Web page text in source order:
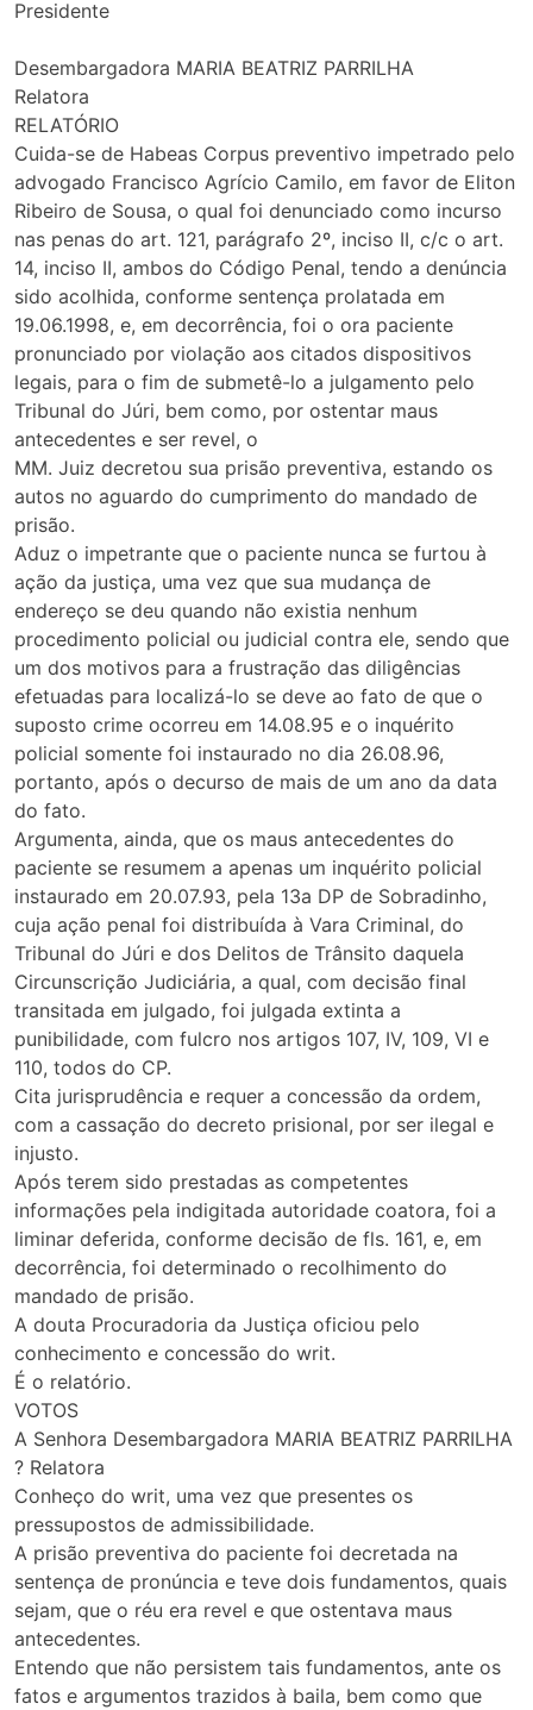
Presidente
Desembargadora MARIA BEATRIZ PARRILHA
Relatora
RELATÓRIO
Cuida-se de Habeas Corpus preventivo impetrado pelo
advogado Francisco Agrício Camilo, em favor de Eliton
Ribeiro de Sousa, o qual foi denunciado como incurso
nas penas do art. 121, parágrafo 2º, inciso II, c/c o art.
14, inciso II, ambos do Código Penal, tendo a denúncia
sido acolhida, conforme sentença prolatada em
19.06.1998, e, em decorrência, foi o ora paciente
pronunciado por violação aos citados dispositivos
legais, para o fim de submetê-lo a julgamento pelo
Tribunal do Júri, bem como, por ostentar maus
antecedentes e ser revel, o
MM. Juiz decretou sua prisão preventiva, estando os
autos no aguardo do cumprimento do mandado de
prisão.
Aduz o impetrante que o paciente nunca se furtou à
ação da justiça, uma vez que sua mudança de
endereço se deu quando não existia nenhum
procedimento policial ou judicial contra ele, sendo que
um dos motivos para a frustração das diligências
efetuadas para localizá-lo se deve ao fato de que o
suposto crime ocorreu em 14.08.95 e o inquérito
policial somente foi instaurado no dia 26.08.96,
portanto, após o decurso de mais de um ano da data
do fato.
Argumenta, ainda, que os maus antecedentes do
paciente se resumem a apenas um inquérito policial
instaurado em 20.07.93, pela 13a DP de Sobradinho,
cuja ação penal foi distribuída à Vara Criminal, do
Tribunal do Júri e dos Delitos de Trânsito daquela
Circunscrição Judiciária, a qual, com decisão final
transitada em julgado, foi julgada extinta a
punibilidade, com fulcro nos artigos 107, IV, 109, VI e
110, todos do CP.
Cita jurisprudência e requer a concessão da ordem,
com a cassação do decreto prisional, por ser ilegal e
injusto.
Após terem sido prestadas as competentes
informações pela indigitada autoridade coatora, foi a
liminar deferida, conforme decisão de fls. 161, e, em
decorrência, foi determinado o recolhimento do
mandado de prisão.
A douta Procuradoria da Justiça oficiou pelo
conhecimento e concessão do writ.
É o relatório.
VOTOS
A Senhora Desembargadora MARIA BEATRIZ PARRILHA
? Relatora
Conheço do writ, uma vez que presentes os
pressupostos de admissibilidade.
A prisão preventiva do paciente foi decretada na
sentença de pronúncia e teve dois fundamentos, quais
sejam, que o réu era revel e que ostentava maus
antecedentes.
Entendo que não persistem tais fundamentos, ante os
fatos e argumentos trazidos à baila, bem como que